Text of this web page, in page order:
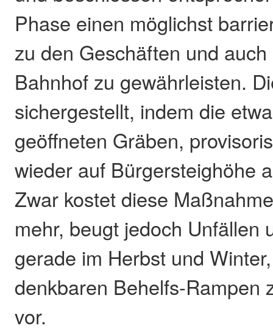
Phase einen möglichst
zu den Geschäften und
Bahnhof zu gewährleisten.
sichergestellt, indem die
geöffneten Gräben,
wieder auf Bürgersteighöhe
Zwar kostet diese
mehr, beugt jedoch Unfällen
gerade im Herbst und
denkbaren Behelfs-Rampen
vor.